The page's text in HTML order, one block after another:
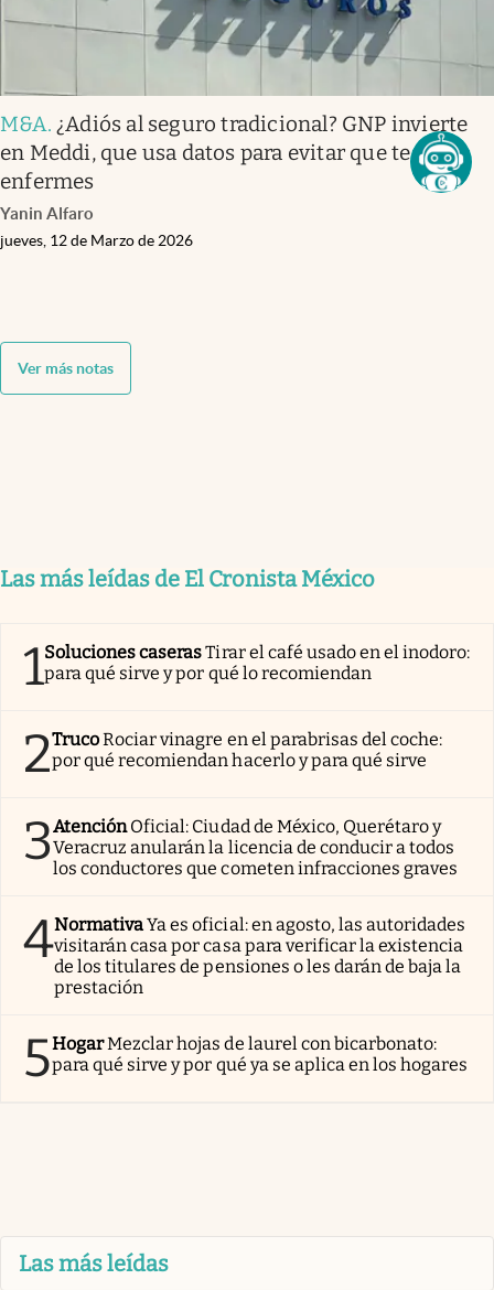
M&A. ¿Adiós al seguro tradicional? GNP invierte
en Meddi, que usa datos para evitar que te
enfermes
Yanin Alfaro
jueves, 12 de Marzo de 2026
Ver más notas
Las más leídas de El Cronista México
1Soluciones caserasTirar el café usado en el inodoro:
para qué sirve y por qué lo recomiendan
2TrucoRociar vinagre en el parabrisas del coche:
por qué recomiendan hacerlo y para qué sirve
3AtenciónOficial: Ciudad de México, Querétaro y
Veracruz anularán la licencia de conducir a todos
los conductores que cometen infracciones graves
4NormativaYa es oficial: en agosto, las autoridades
visitarán casa por casa para verificar la existencia
de los titulares de pensiones o les darán de baja la
prestación
5HogarMezclar hojas de laurel con bicarbonato:
para qué sirve y por qué ya se aplica en los hogares
Las más leídas